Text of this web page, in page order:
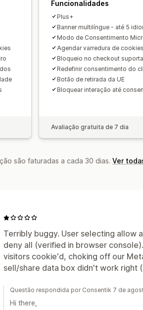
Funcionalidades
Plus+
Banner multilíngue - até 5
Modo de Consentimento
Agendar varredura de cookies
Bloqueio no checkout
Redefinir consentimento do
Botão de retirada da UE
Bloquear interação até
Avaliação gratuita de 7 dia
são faturadas a cada 30 dias. Ver
Terribly buggy. User selecting allow
deny all (verified in browser
visitors cookie'd, choking off our
sell/share data box didn't work right
Questão respondida por Consentik 7 de
Hi there,